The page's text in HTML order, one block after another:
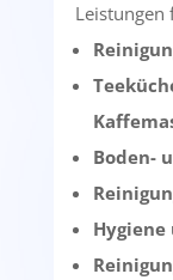
Boden-